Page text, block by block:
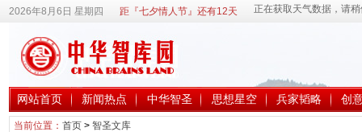
2026年8月6日 星期四 距『七夕情人节』还有12天
网站首页 新闻热点 中华智圣 思想星空 兵家韬略 创
当前位置： 首页> 智圣文库